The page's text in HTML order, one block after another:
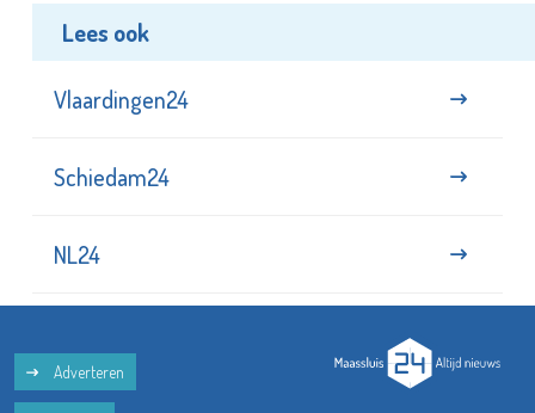
Lees ook
Vlaardingen24
Schiedam24
NL24
Adverteren